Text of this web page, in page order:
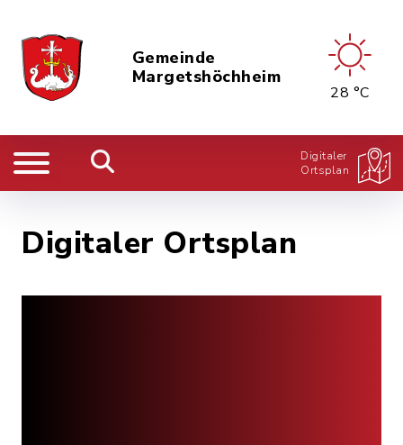
Gemeinde
Margetshöchheim
28 °C
Digitaler
Ortsplan
Digitaler Ortsplan